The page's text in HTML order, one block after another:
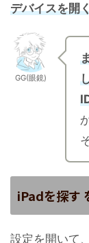
デバイスを開
GG(眼鏡)
iPadを探す
設定を開いて